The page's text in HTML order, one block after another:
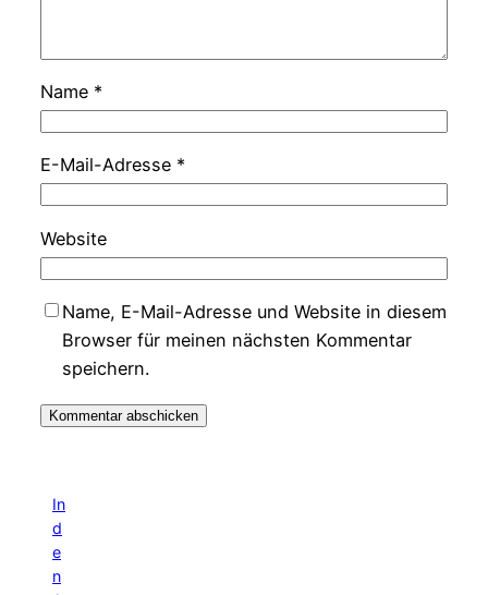
Name *
E-Mail-Adresse *
Website
Name, E-Mail-Adresse und Website in diesem
Browser für meinen nächsten Kommentar
speichern.
In
d
e
n